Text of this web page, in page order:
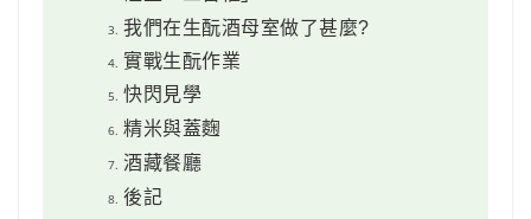
我們在生酛酒母室做了甚麼?
實戰生酛作業
快閃見學
精米與蓋麴
酒藏餐廳
後記